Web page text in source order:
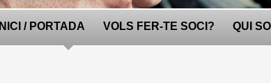
INICI / PORTADA VOLS FER-TE SOCI? QUI